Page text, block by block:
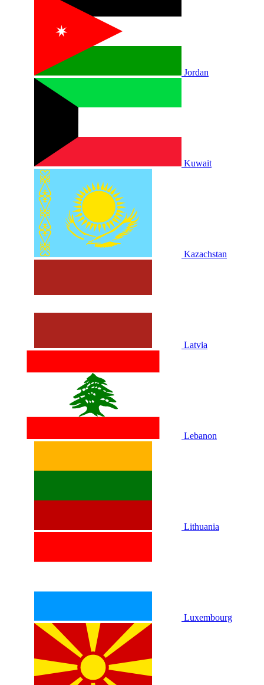
Jordan
Kuwait
Kazachstan
Latvia
Lebanon
Lithuania
Luxembourg